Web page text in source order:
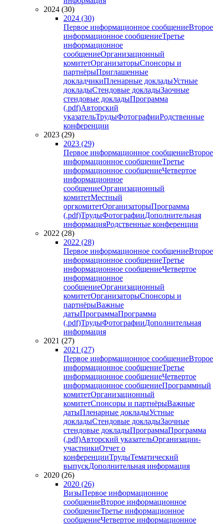
2024 (30)
2024 (30)
Первое информационное сообщениеВторое
информационное сообщениеТретье
информационное
сообщениеОрганизационный
комитетОрганизаторыСпонсоры и
партнёрыПриглашенные
докладчикиПленарные докладыУстные
докладыСтендовые докладыЗаочные
стендовые докладыПрограмма
(.pdf)Авторский
указательТрудыФотографииРодственные
конференции
2023 (29)
2023 (29)
Первое информационное сообщениеВторое
информационное сообщениеТретье
информационное сообщениеЧетвертое
информационное
сообщениеОрганизационный
комитетМестный
оргкомитетОрганизаторыПрограмма
(.pdf)ТрудыФотографииДополнительная
информацияРодственные конференции
2022 (28)
2022 (28)
Первое информационное сообщениеВторое
информационное сообщениеТретье
информационное сообщениеЧетвертое
информационное
сообщениеОрганизационный
комитетОрганизаторыСпонсоры и
партнёрыВажные
датыПрограммаПрограмма
(.pdf)ТрудыФотографииДополнительная
информация
2021 (27)
2021 (27)
Первое информационное сообщениеВторое
информационное сообщениеТретье
информационное сообщениеЧетвертое
информационное сообщениеПрограммный
комитетОрганизационный
комитетСпонсоры и партнёрыВажные
датыПленарные докладыУстные
докладыСтендовые докладыЗаочные
стендовые докладыПрограммаПрограмма
(.pdf)Авторский указательОрганизации-
участникиОтчет о
конференцииТрудыТематический
выпускДополнительная информация
2020 (26)
2020 (26)
ВизыПервое информационное
сообщениеВторое информационное
сообщениеТретье информационное
сообщениеЧетвертое информационное